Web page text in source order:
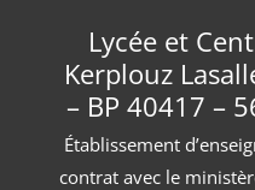
Lycée et
Kerplouz
– BP 40417 –
Établissement
contrat avec le